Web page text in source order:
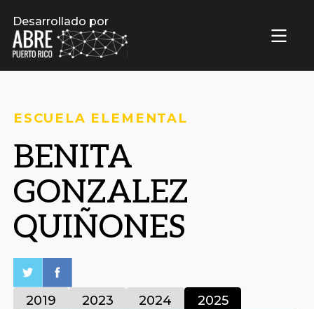
Desarrollado por
ESCUELA ELEMENTAL
BENITA
GONZALEZ
QUIÑONES
2019 2023 2024 2025